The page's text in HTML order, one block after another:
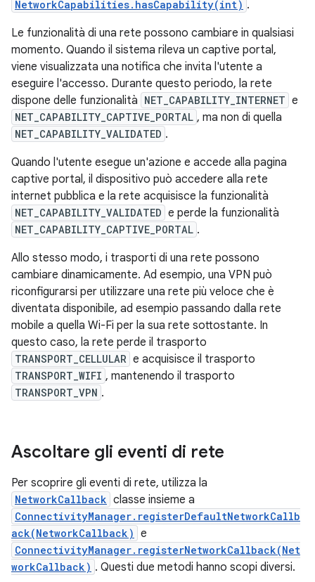
NetworkCapabilities.hasCapability(int) .
Le funzionalità di una rete possono cambiare in qualsiasi
momento. Quando il sistema rileva un captive portal,
viene visualizzata una notifica che invita l'utente a
eseguire l'accesso. Durante questo periodo, la rete
dispone delle funzionalità NET_CAPABILITY_INTERNET e
NET_CAPABILITY_CAPTIVE_PORTAL , ma non di quella
NET_CAPABILITY_VALIDATED .
Quando l'utente esegue un'azione e accede alla pagina
captive portal, il dispositivo può accedere alla rete
internet pubblica e la rete acquisisce la funzionalità
NET_CAPABILITY_VALIDATED e perde la funzionalità
NET_CAPABILITY_CAPTIVE_PORTAL .
Allo stesso modo, i trasporti di una rete possono
cambiare dinamicamente. Ad esempio, una VPN può
riconfigurarsi per utilizzare una rete più veloce che è
diventata disponibile, ad esempio passando dalla rete
mobile a quella Wi-Fi per la sua rete sottostante. In
questo caso, la rete perde il trasporto
TRANSPORT_CELLULAR e acquisisce il trasporto
TRANSPORT_WIFI , mantenendo il trasporto
TRANSPORT_VPN .
Ascoltare gli eventi di rete
Per scoprire gli eventi di rete, utilizza la
NetworkCallback classe insieme a
ConnectivityManager.registerDefaultNetworkCallb
ack(NetworkCallback) e
ConnectivityManager.registerNetworkCallback(Net
workCallback) . Questi due metodi hanno scopi diversi.